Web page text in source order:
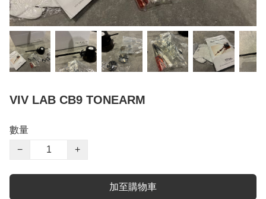
VIV LAB CB9 TONEARM
數量
−
+
加至購物車